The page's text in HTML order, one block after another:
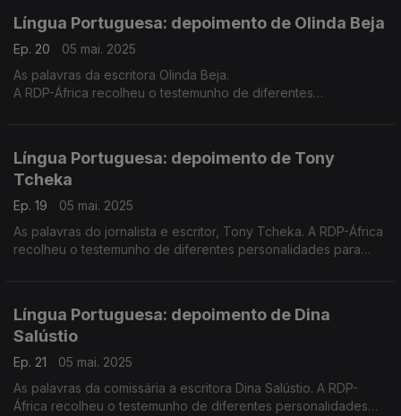
Língua Portuguesa: depoimento de Olinda Beja
Ep. 20
05 mai. 2025
As palavras da escritora Olinda Beja.
A RDP-África recolheu o testemunho de diferentes
Língua Portuguesa: depoimento de Tony
Tcheka
Ep. 19
05 mai. 2025
As palavras do jornalista e escritor, Tony Tcheka. A RDP-África
recolheu o testemunho de diferentes personalidades para
Língua Portuguesa: depoimento de Dina
Salústio
Ep. 21
05 mai. 2025
As palavras da comissária a escritora Dina Salústio. A RDP-
África recolheu o testemunho de diferentes personalidades